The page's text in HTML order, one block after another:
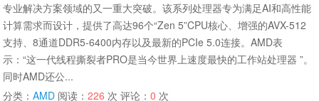
专业解决方案领域的又一重大突破。该系列处理器专为满足AI和高性能
计算需求而设计，提供了高达96个“Zen 5”CPU核心、增强的AVX-512
支持、8通道DDR5-6400内存以及最新的PCIe 5.0连接。AMD表
示：“这一代线程撕裂者PRO是当今世界上速度最快的工作站处理器 ”。
同时AMD还公...
分类：AMD 阅读：226 次 评论：0 次